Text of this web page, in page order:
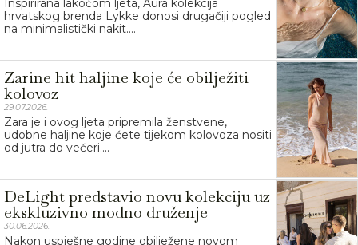
Inspirirana lakoćom ljeta, Aura kolekcija
hrvatskog brenda Lykke donosi drugačiji pogled
na minimalistički nakit....
Zarine hit haljine koje će obilježiti
kolovoz
29.07.2026.
Zara je i ovog ljeta pripremila ženstvene,
udobne haljine koje ćete tijekom kolovoza nositi
od jutra do večeri....
DeLight predstavio novu kolekciju uz
ekskluzivno modno druženje
30.06.2026.
Nakon uspješne godine obilježene novom